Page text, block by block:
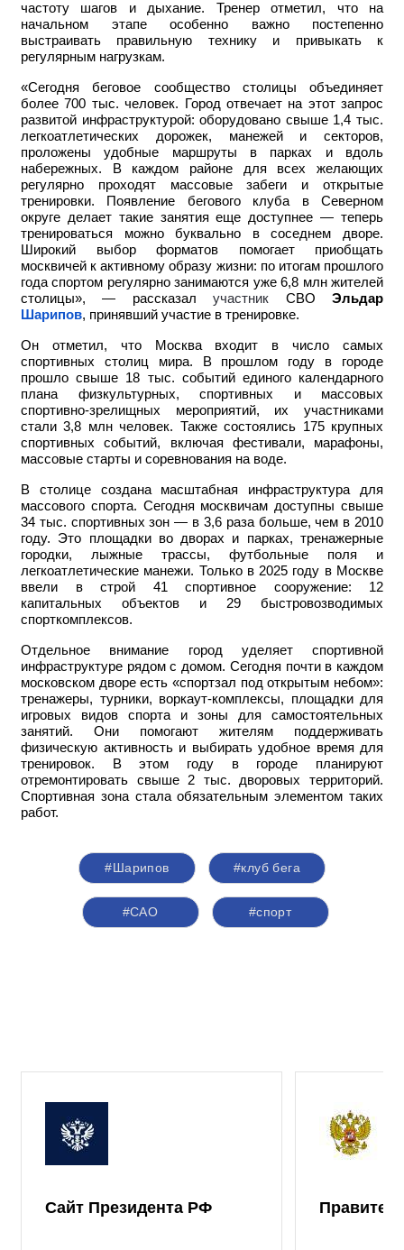
частоту шагов и дыхание. Тренер отметил, что на
начальном этапе особенно важно постепенно
выстраивать правильную технику и привыкать к
регулярным нагрузкам.
«Сегодня беговое сообщество столицы объединяет
более 700 тыс. человек. Город отвечает на этот запрос
развитой инфраструктурой: оборудовано свыше 1,4 тыс.
легкоатлетических дорожек, манежей и секторов,
проложены удобные маршруты в парках и вдоль
набережных. В каждом районе для всех желающих
регулярно проходят массовые забеги и открытые
тренировки. Появление бегового клуба в Северном
округе делает такие занятия еще доступнее — теперь
тренироваться можно буквально в соседнем дворе.
Широкий выбор форматов помогает приобщать
москвичей к активному образу жизни: по итогам прошлого
года спортом регулярно занимаются уже 6,8 млн жителей
столицы», — рассказалучастник СВОЭльдар
Шарипов, принявший участие в тренировке.
Он отметил, что Москва входит в число самых
спортивных столиц мира. В прошлом году в городе
прошло свыше 18 тыс. событий единого календарного
плана физкультурных, спортивных и массовых
спортивно-зрелищных мероприятий, их участниками
стали 3,8 млн человек. Также состоялись 175 крупных
спортивных событий, включая фестивали, марафоны,
массовые старты и соревнования на воде.
В столице создана масштабная инфраструктура для
массового спорта. Сегодня москвичам доступны свыше
34 тыс. спортивных зон — в 3,6 раза больше, чем в 2010
году. Это площадки во дворах и парках, тренажерные
городки, лыжные трассы, футбольные поля и
легкоатлетические манежи. Только в 2025 году в Москве
ввели в строй 41 спортивное сооружение: 12
капитальных объектов и 29 быстровозводимых
спорткомплексов.
Отдельное внимание город уделяет спортивной
инфраструктуре рядом с домом. Сегодня почти в каждом
московском дворе есть «спортзал под открытым небом»:
тренажеры, турники, воркаут-комплексы, площадки для
игровых видов спорта и зоны для самостоятельных
занятий. Они помогают жителям поддерживать
физическую активность и выбирать удобное время для
тренировок. В этом году в городе планируют
отремонтировать свыше 2 тыс. дворовых территорий.
Спортивная зона стала обязательным элементом таких
работ.
#Шарипов #клуб бега
#САО #спорт
Сайт Президента РФ